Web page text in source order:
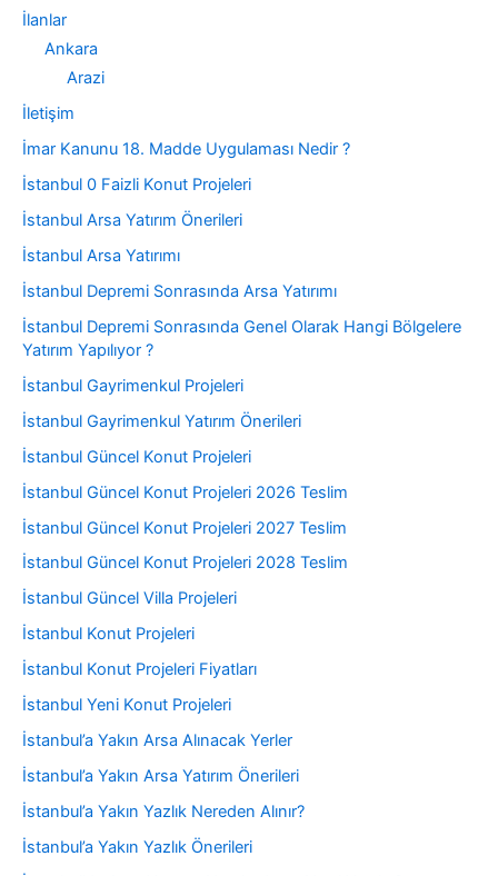
İlanlar
Ankara
Arazi
İletişim
İmar Kanunu 18. Madde Uygulaması Nedir ?
İstanbul 0 Faizli Konut Projeleri
İstanbul Arsa Yatırım Önerileri
İstanbul Arsa Yatırımı
İstanbul Depremi Sonrasında Arsa Yatırımı
İstanbul Depremi Sonrasında Genel Olarak Hangi Bölgelere
Yatırım Yapılıyor ?
İstanbul Gayrimenkul Projeleri
İstanbul Gayrimenkul Yatırım Önerileri
İstanbul Güncel Konut Projeleri
İstanbul Güncel Konut Projeleri 2026 Teslim
İstanbul Güncel Konut Projeleri 2027 Teslim
İstanbul Güncel Konut Projeleri 2028 Teslim
İstanbul Güncel Villa Projeleri
İstanbul Konut Projeleri
İstanbul Konut Projeleri Fiyatları
İstanbul Yeni Konut Projeleri
İstanbul’a Yakın Arsa Alınacak Yerler
İstanbul’a Yakın Arsa Yatırım Önerileri
İstanbul’a Yakın Yazlık Nereden Alınır?
İstanbul’a Yakın Yazlık Önerileri